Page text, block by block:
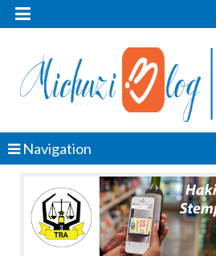

Navigation